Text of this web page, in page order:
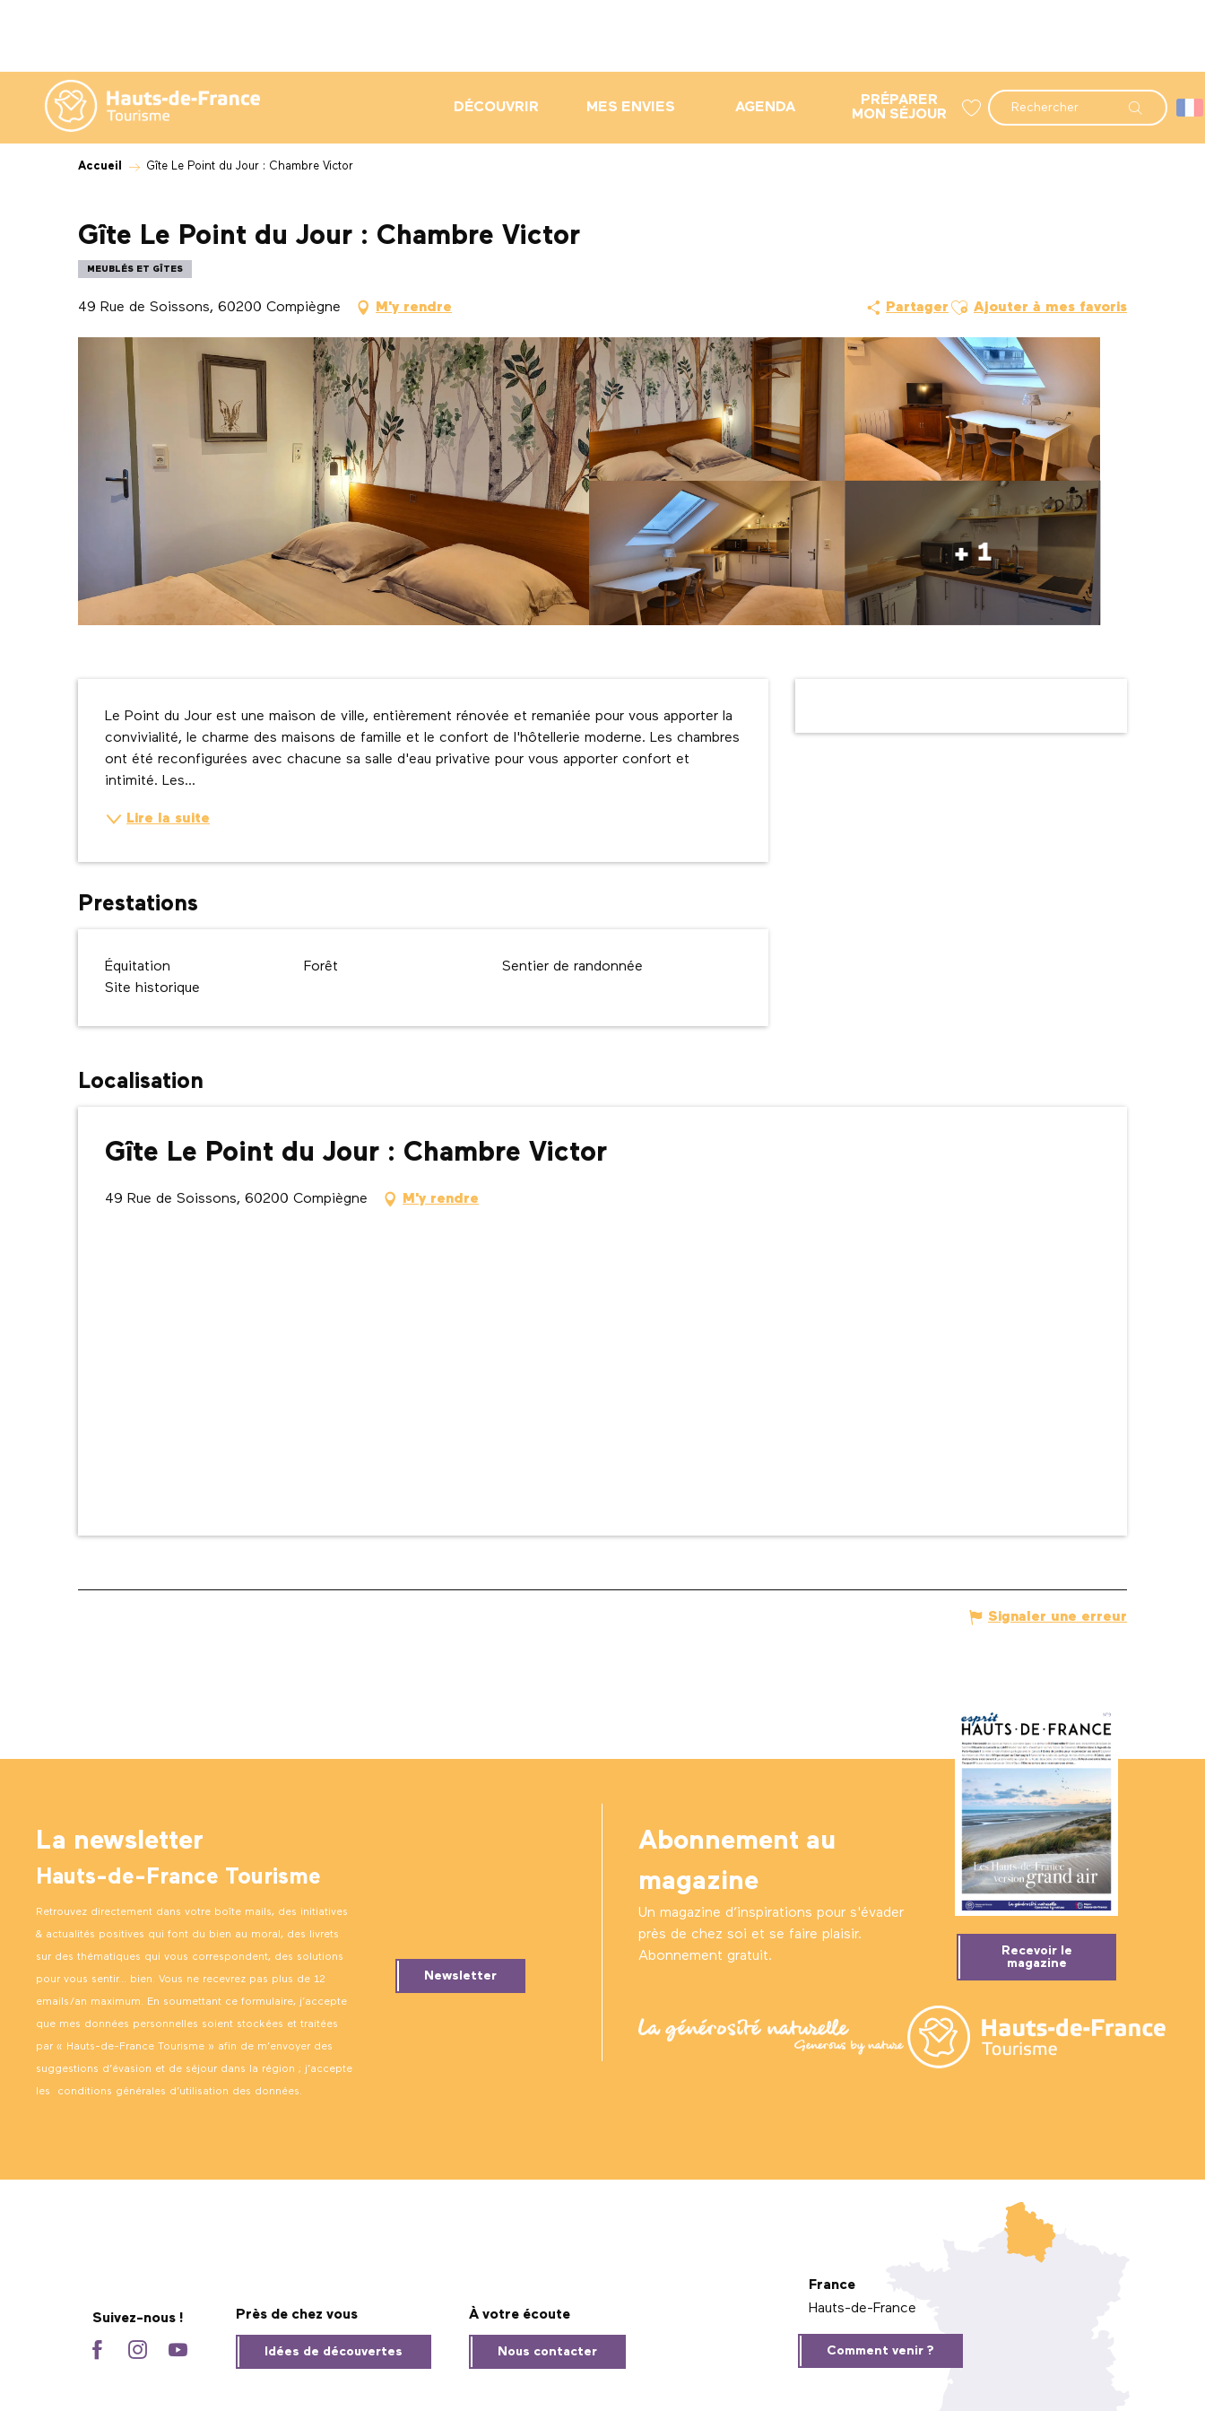
contenu
principal
Recherche
DÉCOUVRIR MES ENVIES AGENDA
PRÉPARER
MON SÉJOUR
Accueil Gîte Le Point du Jour : Chambre Victor
Gîte Le Point du Jour : Chambre Victor
MEUBLÉS ET GÎTES
49 Rue de Soissons, 60200 Compiègne M'y rendre Partager Ajouter aux favoris
Ajouter à mes favoris
+ 1
Description
Le Point du Jour est une maison de ville, entièrement rénovée et remaniée pour vous apporter la
convivialité, le charme des maisons de famille et le confort de l'hôtellerie moderne. Les chambres
ont été reconfigurées avec chacune sa salle d'eau privative pour vous apporter confort et
intimité. Les...
Lire la suite
Prestations
Équitation Forêt
Sentier de randonnée
Site historique
Localisation
Gîte Le Point du Jour : Chambre Victor
49 Rue de Soissons, 60200 Compiègne M'y rendre
Signaler une erreur
La newsletter
Hauts-de-France Tourisme
Retrouvez directement dans votre boîte mails, des initiatives
& actualités positives qui font du bien au moral, des livrets
sur des thématiques qui vous correspondent, des solutions
pour vous sentir… bien. Vous ne recevrez pas plus de 12
emails/an maximum. En soumettant ce formulaire, j’accepte
que mes données personnelles soient stockées et traitées
par « Hauts-de-France Tourisme » afin de m’envoyer des
suggestions d’évasion et de séjour dans la région ; j’accepte
les conditions générales d’utilisation des données.
Newsletter
Abonnement au
magazine
Un magazine d’inspirations pour s'évader
près de chez soi et se faire plaisir.
Abonnement gratuit.
Recevoir le
magazine
Suivez-nous ! Près de chez vous
Idées de découvertes
À votre écoute
Nous contacter
France
Hauts-de-France
Comment venir ?